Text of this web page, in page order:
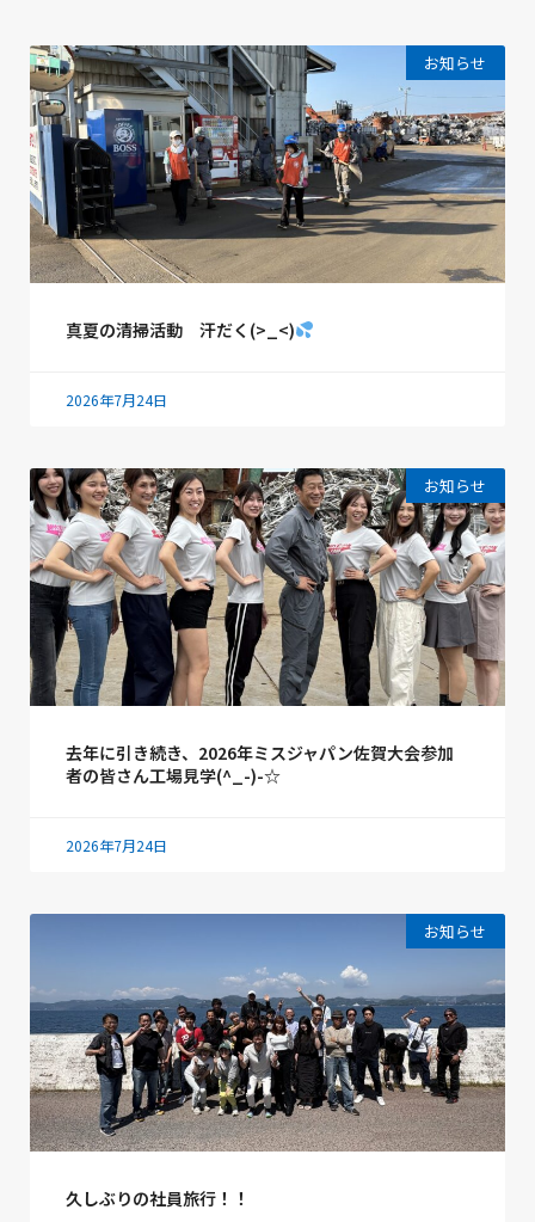
お知らせ
真夏の清掃活動 汗だく(>_<)
2026年7月24日
お知らせ
去年に引き続き、2026年ミスジャパン佐賀大会参加
者の皆さん工場見学(^_-)-☆
2026年7月24日
お知らせ
久しぶりの社員旅行！！